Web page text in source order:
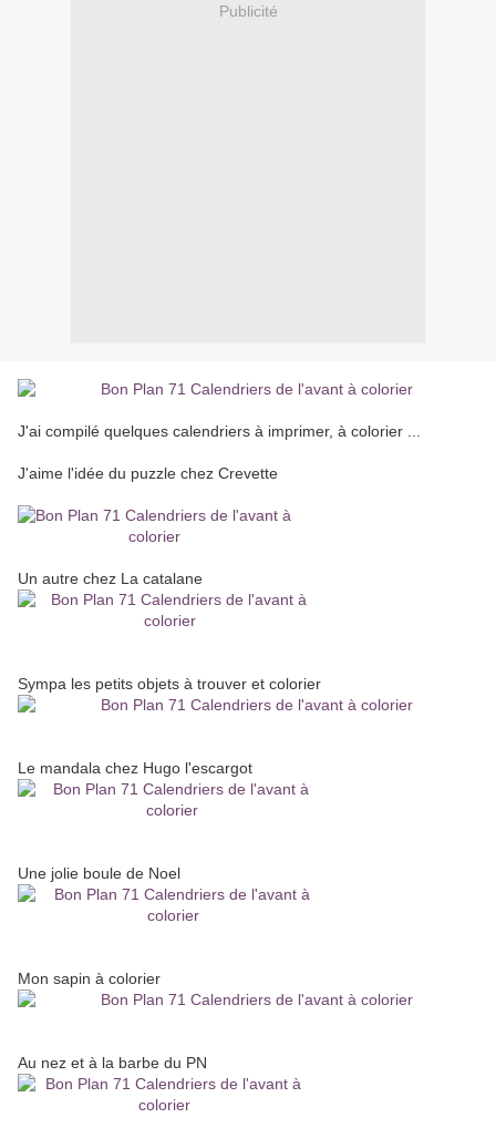
Publicité
J'ai compilé quelques calendriers à imprimer, à colorier ...
J'aime l'idée du puzzle chez Crevette
Un autre chez La catalane
Sympa les petits objets à trouver et colorier
Le mandala chez Hugo l'escargot
Une jolie boule de Noel
Mon sapin à colorier
Au nez et à la barbe du PN